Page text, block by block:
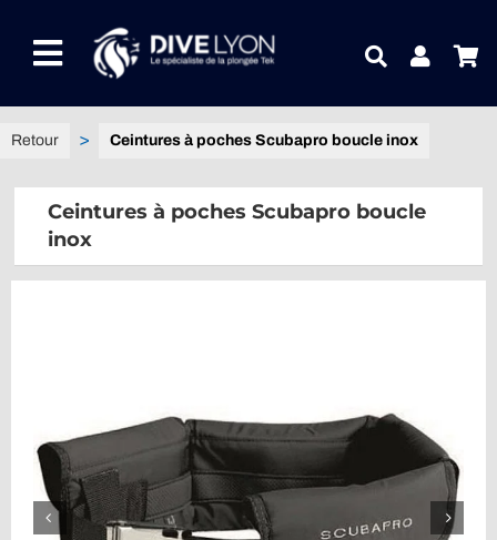
contenuToggle
Navigation
NOTRE UNIVERS PRODUITS
CONTACTEZ-NOUS
Ceintures à poches Scubapro boucle inox
Ceintures à poches Scubapro boucle
inox